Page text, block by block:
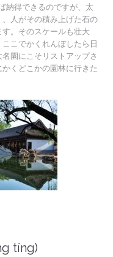
納得できるのですが、太
人がその積み上げた石の
。そのスケールも壮大
こでかくれんぼしたら日
園にこそリストアップさ
くどこかの園林に行きた
tíng)